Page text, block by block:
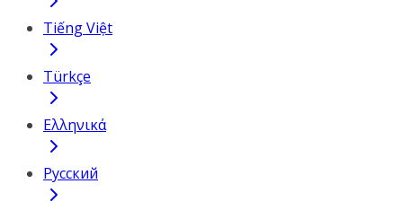
Tiếng Việt
Türkçe
Ελληνικά
Русский